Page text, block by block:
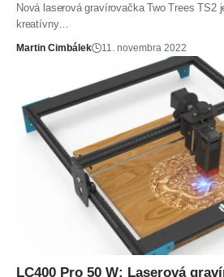
Nová laserová gravírovačka Two Trees TS2
kreatívny…
Martin Cimbálek 11. novembra 2022
LC400 Pro 50 W: Laserová